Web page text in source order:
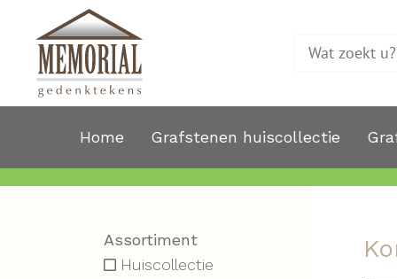
Home Grafstenen huiscollectie
Assortiment
Huiscollectie